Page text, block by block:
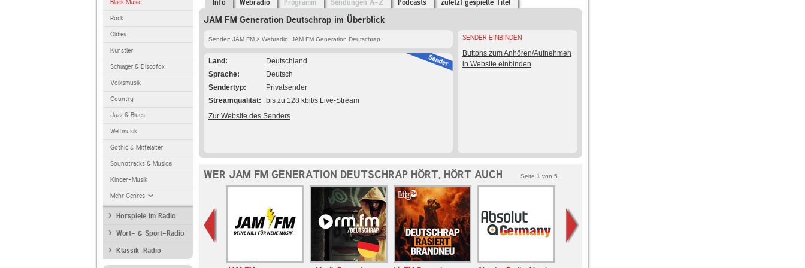
Black Music
Rock
Oldies
Künstler
Schlager & Discofox
Volksmusik
Country
Jazz & Blues
Weltmusik
Gothic & Mittelalter
Soundtracks & Musical
Kinder-Musik
Mehr Genres
Hörspiele im Radio
Wort- & Sport-Radio
Klassik-Radio
Info Webradio Programm Sendungen A-Z Podcasts zuletzt gespielte Titel
JAM FM Generation Deutschrap im Überblick
Sender: JAM FM > Webradio: JAM FM Generation Deutschrap
Land
Deutschland
Sprache
Deutsch
Sendertyp
Privatsender
Streamqualität
bis zu 128 kbit/s Live-Stream
Zur Website des Senders
SENDER EINBINDEN
Buttons zum Anhören/Aufnehmen
in Website einbinden
WER JAM FM GENERATION DEUTSCHRAP HÖRT, HÖRT AUCH Seite 1 von 5